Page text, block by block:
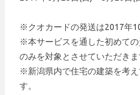
※クオカードの発送は2017年
※本サービスを通した初めて
のみを対象とさせていただきま
※新潟県内で住宅の建築を考
す。